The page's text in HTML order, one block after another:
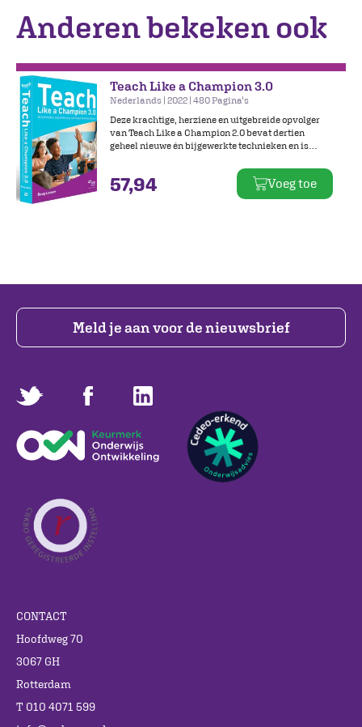
Anderen bekeken ook
Teach Like a Champion 3.0
Nederlands | 2022 | 480 Pagina's
Deze krachtige, herziene en uitgebreide opvolger
van Teach Like a Champion 2.0 bevat dertien
geheel nieuwe én bijgewerkte technieken en is
Bij deze uitgave hoort een website met online
beeldmateriaal waarin technieken worden
gedemonstreerd.
57,94 Voeg toe
Meld je aan voor de nieuwsbrief
CONTACT
Hoofdweg 70
3067 GH
Rotterdam
T 010 4071 599